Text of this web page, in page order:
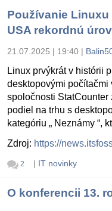
Používanie
USA rekordnú
21.07.2025 | 19:40 |
Linux prvýkrát v histórii
desktopovými
spoločnosti StatCounter
podiel na trhu s
kategóriu „ Neznámy “,
Zdroj: https://
2 | IT novinky
O konferencii 13.